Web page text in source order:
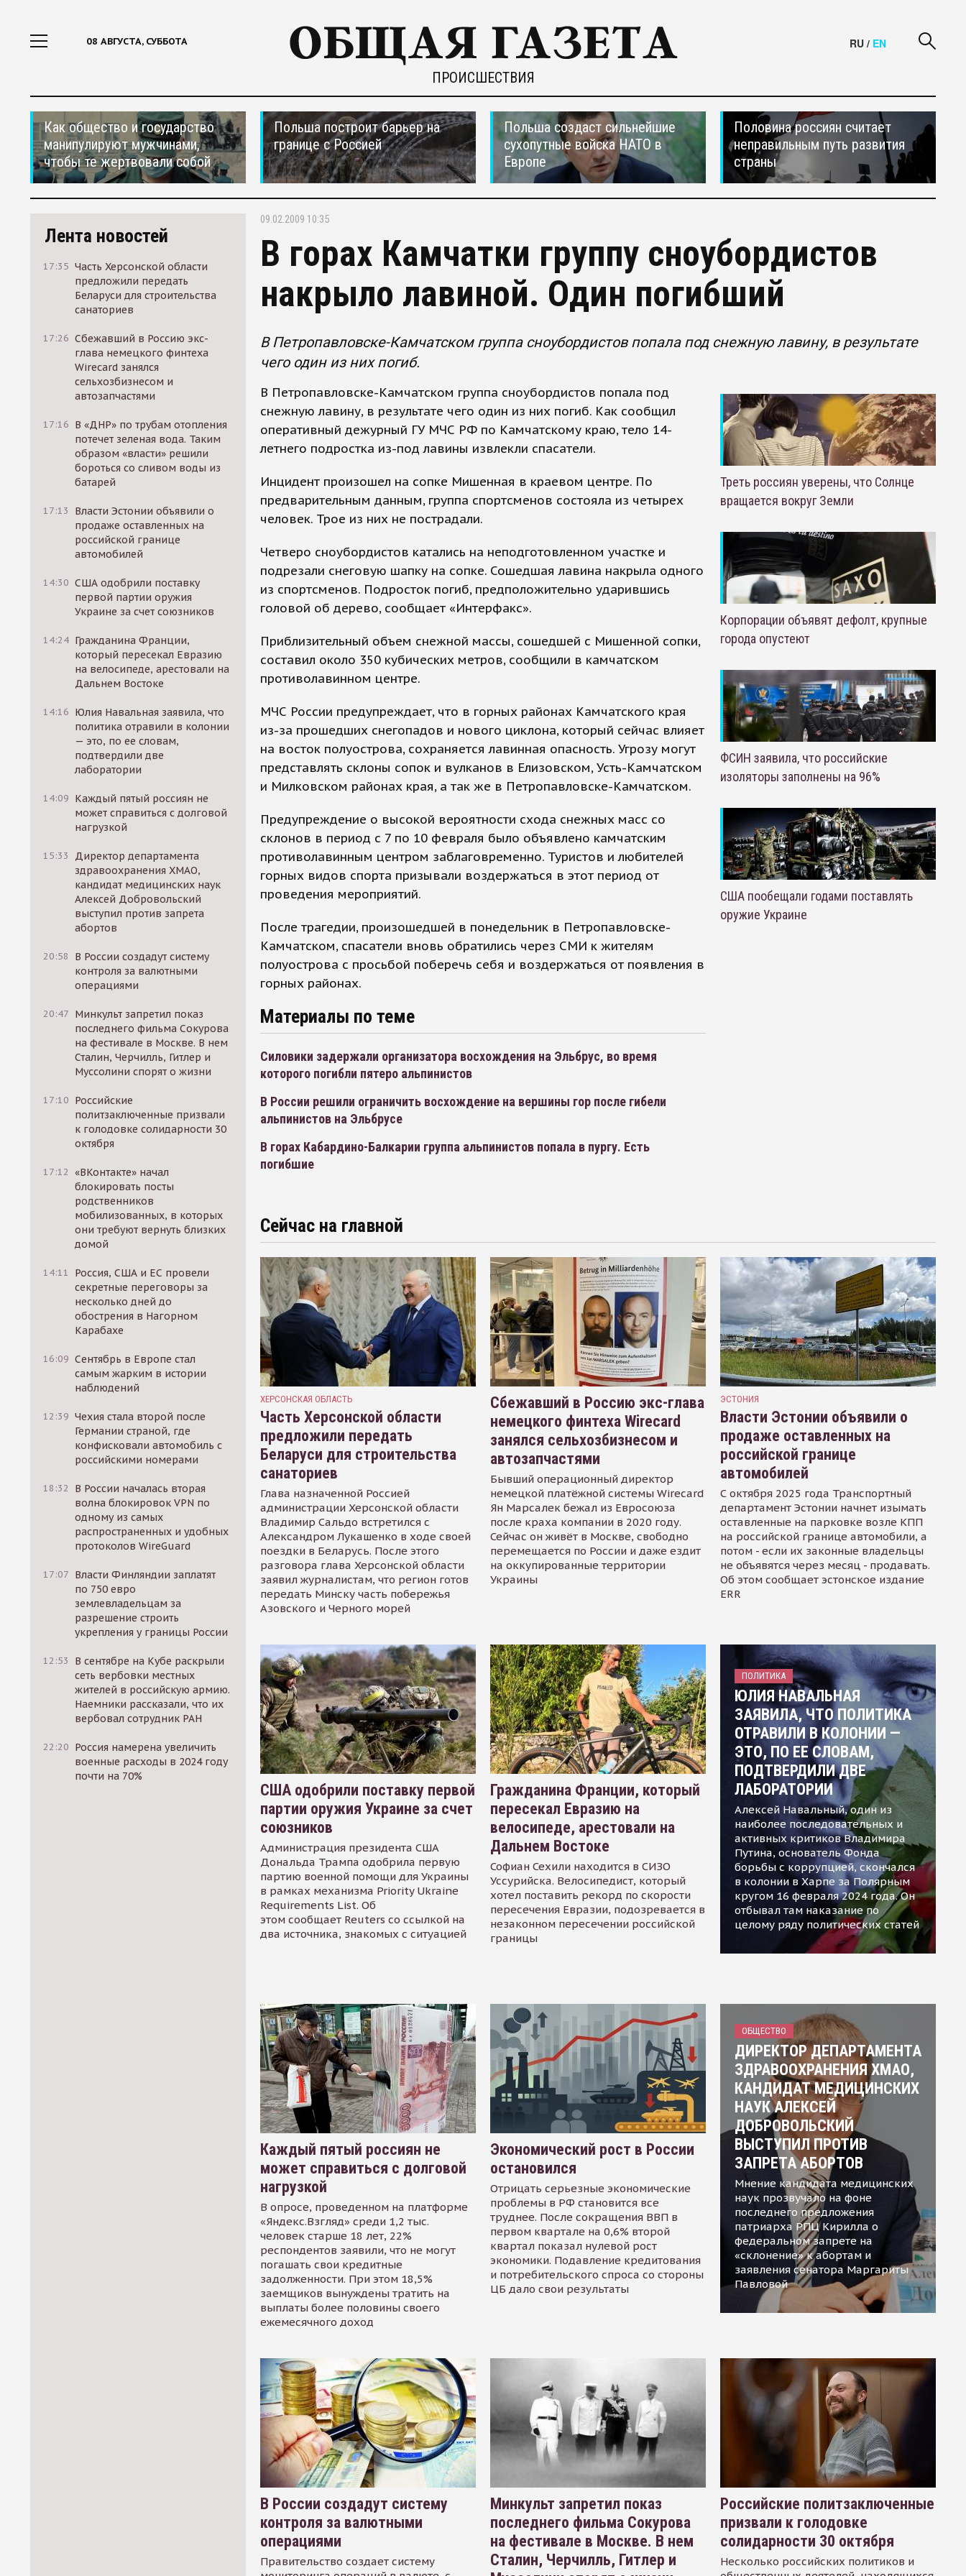
08 АВГУСТА, СУББОТА
ПРОИСШЕСТВИЯ
RU / EN
Как общество и государство
манипулируют мужчинами,
чтобы те жертвовали собой
Польша построит барьер на
границе с Россией
Польша создаст сильнейшие
сухопутные войска НАТО в
Европе
Половина россиян считает
неправильным путь развития
страны
Лента новостей
17:35 Часть Херсонской области
предложили передать
Беларуси для строительства
санаториев
17:26 Сбежавший в Россию экс-
глава немецкого финтеха
Wirecard занялся
сельхозбизнесом и
автозапчастями
17:16 В «ДНР» по трубам отопления
потечет зеленая вода. Таким
образом «власти» решили
бороться со сливом воды из
батарей
17:13
Власти Эстонии объявили о
продаже оставленных на
российской границе
автомобилей
14:30 США одобрили поставку
первой партии оружия
Украине за счет союзников
14:24 Гражданина Франции,
который пересекал Евразию
на велосипеде, арестовали на
Дальнем Востоке
14:16 Юлия Навальная заявила, что
политика отравили в колонии
— это, по ее словам,
подтвердили две
лаборатории
14:09 Каждый пятый россиян не
может справиться с долговой
нагрузкой
15:33
Директор департамента
здравоохранения ХМАО,
кандидат медицинских наук
Алексей Добровольский
выступил против запрета
абортов
20:58
В России создадут систему
контроля за валютными
операциями
20:47 Минкульт запретил показ
последнего фильма Сокурова
на фестивале в Москве. В нем
Сталин, Черчилль, Гитлер и
Муссолини спорят о жизни
17:10 Российские
политзаключенные призвали
к голодовке солидарности 30
октября
17:12 «ВКонтакте» начал
блокировать посты
родственников
мобилизованных, в которых
они требуют вернуть близких
домой
14:11
Россия, США и ЕС провели
секретные переговоры за
несколько дней до
обострения в Нагорном
Карабахе
16:09 Сентябрь в Европе стал
самым жарким в истории
наблюдений
12:39 Чехия стала второй после
Германии страной, где
конфисковали автомобиль с
российскими номерами
18:32
В России началась вторая
волна блокировок VPN по
одному из самых
распространенных и удобных
протоколов WireGuard
17:07 Власти Финляндии заплатят
по 750 евро
землевладельцам за
разрешение строить
укрепления у границы России
12:53
В сентябре на Кубе раскрыли
сеть вербовки местных
жителей в российскую армию.
Наемники рассказали, что их
вербовал сотрудник РАН
22:20 Россия намерена увеличить
военные расходы в 2024 году
почти на 70%
09.02.2009 10:35
В горах Камчатки группу сноубордистов
накрыло лавиной. Один погибший
В Петропавловске-Камчатском группа сноубордистов попала под снежную лавину, в результате
чего один из них погиб.
В Петропавловске-Камчатском группа сноубордистов попала под
снежную лавину, в результате чего один из них погиб. Как сообщил
оперативный дежурный ГУ МЧС РФ по Камчатскому краю, тело 14-
летнего подростка из-под лавины извлекли спасатели.
Инцидент произошел на сопке Мишенная в краевом центре. По
предварительным данным, группа спортсменов состояла из четырех
человек. Трое из них не пострадали.
Четверо сноубордистов катались на неподготовленном участке и
подрезали снеговую шапку на сопке. Сошедшая лавина накрыла одного
из спортсменов. Подросток погиб, предположительно ударившись
головой об дерево, сообщает «Интерфакс».
Приблизительный объем снежной массы, сошедшей с Мишенной сопки,
составил около 350 кубических метров, сообщили в камчатском
противолавинном центре.
МЧС России предупреждает, что в горных районах Камчатского края
из-за прошедших снегопадов и нового циклона, который сейчас влияет
на восток полуострова, сохраняется лавинная опасность. Угрозу могут
представлять склоны сопок и вулканов в Елизовском, Усть-Камчатском
и Милковском районах края, а так же в Петропавловске-Камчатском.
Предупреждение о высокой вероятности схода снежных масс со
склонов в период с 7 по 10 февраля было объявлено камчатским
противолавинным центром заблаговременно. Туристов и любителей
горных видов спорта призывали воздержаться в этот период от
проведения мероприятий.
После трагедии, произошедшей в понедельник в Петропавловске-
Камчатском, спасатели вновь обратились через СМИ к жителям
полуострова с просьбой поберечь себя и воздержаться от появления в
горных районах.
Материалы по теме
Силовики задержали организатора восхождения на Эльбрус, во время
которого погибли пятеро альпинистов
В России решили ограничить восхождение на вершины гор после гибели
альпинистов на Эльбрусе
В горах Кабардино-Балкарии группа альпинистов попала в пургу. Есть
погибшие
Треть россиян уверены, что Солнце
вращается вокруг Земли
Корпорации объявят дефолт, крупные
города опустеют
ФСИН заявила, что российские
изоляторы заполнены на 96%
США пообещали годами поставлять
оружие Украине
Сейчас на главной
ХЕРСОНСКАЯ ОБЛАСТЬ
Часть Херсонской области
предложили передать
Беларуси для строительства
санаториев
Глава назначенной Россией
администрации Херсонской области
Владимир Сальдо встретился с
Александром Лукашенко в ходе своей
поездки в Беларусь. После этого
разговора глава Херсонской области
заявил журналистам, что регион готов
передать Минску часть побережья
Азовского и Черного морей
Сбежавший в Россию экс-глава
немецкого финтеха Wirecard
занялся сельхозбизнесом и
автозапчастями
Бывший операционный директор
немецкой платёжной системы Wirecard
Ян Марсалек бежал из Евросоюза
после краха компании в 2020 году.
Сейчас он живёт в Москве, свободно
перемещается по России и даже ездит
на оккупированные территории
Украины
ЭСТОНИЯ
Власти Эстонии объявили о
продаже оставленных на
российской границе
автомобилей
С октября 2025 года Транспортный
департамент Эстонии начнет изымать
оставленные на парковке возле КПП
на российской границе автомобили, а
потом - если их законные владельцы
не объявятся через месяц - продавать.
Об этом сообщает эстонское издание
ERR
США одобрили поставку первой
партии оружия Украине за счет
союзников
Администрация президента США
Дональда Трампа одобрила первую
партию военной помощи для Украины
в рамках механизма Priority Ukraine
Requirements List. Об
этом сообщает Reuters со ссылкой на
два источника, знакомых с ситуацией
Гражданина Франции, который
пересекал Евразию на
велосипеде, арестовали на
Дальнем Востоке
Софиан Сехили находится в СИЗО
Уссурийска. Велосипедист, который
хотел поставить рекорд по скорости
пересечения Евразии, подозревается в
незаконном пересечении российской
границы
ПОЛИТИКА
ЮЛИЯ НАВАЛЬНАЯ
ЗАЯВИЛА, ЧТО ПОЛИТИКА
ОТРАВИЛИ В КОЛОНИИ —
ЭТО, ПО ЕЕ СЛОВАМ,
ПОДТВЕРДИЛИ ДВЕ
ЛАБОРАТОРИИ
Алексей Навальный, один из
наиболее последовательных и
активных критиков Владимира
Путина, основатель Фонда
борьбы с коррупцией, скончался
в колонии в Харпе за Полярным
кругом 16 февраля 2024 года. Он
отбывал там наказание по
целому ряду политических статей
Каждый пятый россиян не
может справиться с долговой
нагрузкой
В опросе, проведенном на платформе
«Яндекс.Взгляд» среди 1,2 тыс.
человек старше 18 лет, 22%
респондентов заявили, что не могут
погашать свои кредитные
задолженности. При этом 18,5%
заемщиков вынуждены тратить на
выплаты более половины своего
ежемесячного доход
Экономический рост в России
остановился
Отрицать серьезные экономические
проблемы в РФ становится все
труднее. После сокращения ВВП в
первом квартале на 0,6% второй
квартал показал нулевой рост
экономики. Подавление кредитования
и потребительского спроса со стороны
ЦБ дало свои результаты
ОБЩЕСТВО
ДИРЕКТОР ДЕПАРТАМЕНТА
ЗДРАВООХРАНЕНИЯ ХМАО,
КАНДИДАТ МЕДИЦИНСКИХ
НАУК АЛЕКСЕЙ
ДОБРОВОЛЬСКИЙ
ВЫСТУПИЛ ПРОТИВ
ЗАПРЕТА АБОРТОВ
Мнение кандидата медицинских
наук прозвучало на фоне
последнего предложения
патриарха РПЦ Кирилла о
федеральном запрете на
«склонение» к абортам и
заявления сенатора Маргариты
Павловой
В России создадут систему
контроля за валютными
операциями
Правительство создает систему
Минкульт запретил показ
последнего фильма Сокурова
на фестивале в Москве. В нем
Сталин, Черчилль, Гитлер и
Российские политзаключенные
призвали к голодовке
солидарности 30 октября
Несколько российских политиков и